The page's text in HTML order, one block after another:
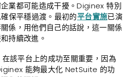
業都可能造成干擾。Diginex 特別
保平穩過渡。最初的平台實施已演
係，用他們自己的話說，這一關係
持續改進。
該平台上的成功至關重要，因為
能夠最大化 NetSuite 的功